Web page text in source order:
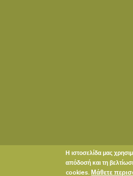
Copyright © 2020 ΔΗΜΟΣ
Η ιστοσελίδα μας
απόδοσή και τη
cookies. Μάθετε